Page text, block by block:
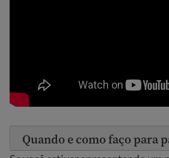
Quando e como faço para